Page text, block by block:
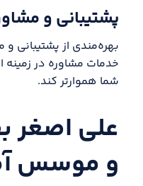
پشتیبانی و
بهره‌مندی از
خدمات مشاوره در زمینه
شما هموارتر کند.
علی اصغر
و موسس